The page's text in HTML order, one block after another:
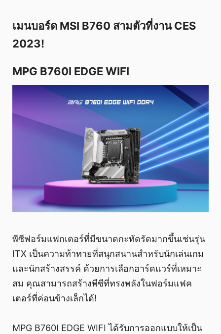
เมนบอร์ด MSI B760 สามตัวที่งาน CES
2023!
MPG B760I EDGE WIFI
พีซีฟอร์มแฟกเตอร์ที่มีขนาดกะทัดรัดมากขึ้นเช่นรุ่น
ITX เป็นความท้าทายที่สนุกสนานสำหรับนักเล่นเกม
และนักสร้างสรรค์ ด้วยการเลือกฮาร์ดแวร์ที่เหมาะ
สม คุณสามารถสร้างพีซีที่ทรงพลังในฟอร์มแฟค
เตอร์ที่ค่อนข้างเล็กได้!
MPG B760I EDGE WIFI ได้รับการออกแบบให้เป็น